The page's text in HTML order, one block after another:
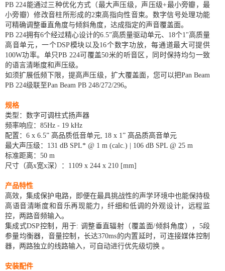
PB 224能通过三种优化方式（最大声压级，声压级+最小旁瓣，最
小旁瓣）修改音柱所形成的2束高指向性音束。数字信号处理功能
可精确调整垂直角度与倾斜角度，达成指定的声音覆盖面。
PB 224拥有6个经过精心设计的6.5”高质量驱动单元、18个1"高质量
高音单元，一个DSP模块以及16个数字功放，每通道最大可提供
100W功率。单只PB 224可覆盖50米的听音区，同时保持均匀一致
的语言清晰度和声压级。
如须扩展低频下限，提高声压级，扩大覆盖面，您可以把Pan Beam
PB 224级联至Pan Beam PB 248/272/296。
规格
类型：数字可调柱式扬声器
频率响应：85Hz - 19 kHz
配置：6 x 6.5” 高品质低音单元, 18 x 1” 高品质高音单元
最大声压级：131 dB SPL* @ 1 m (calc.) | 106 dB SPL @ 25 m
标准距离：50 m
尺寸（高x宽x深）：1109 x 244 x 210 [mm]
产品特性
高效，集成保护电路，即便在最具挑战性的声学环境中也能保持极
高语音清晰度和音乐再现能力，纤细和低调的外观设计，远程监
控，两路音频输入。
集成式DSP控制，用于: 调整垂直辐射（覆盖面/倾斜角度），5段
参量均衡器，音量控制，长达370ms的内置延时，可连接媒体控制
器，两路独立的线路输入，可自动进行优先级切换 。
安装配件